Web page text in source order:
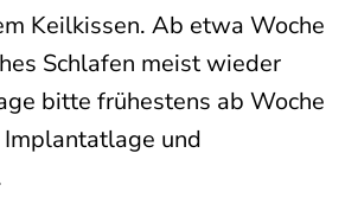
Keilkissen. Ab etwa Woche
Schlafen meist wieder
bitte frühestens ab Woche
und